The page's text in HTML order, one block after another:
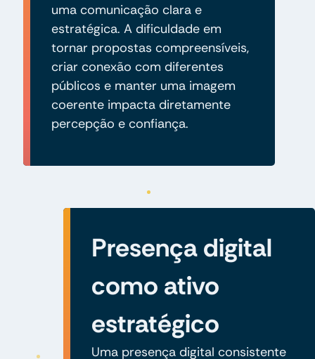
uma comunicação clara e
estratégica. A dificuldade em
tornar propostas compreensíveis,
criar conexão com diferentes
públicos e manter uma imagem
coerente impacta diretamente
percepção e confiança.
Presença digital
como ativo
estratégico
Uma presença digital consistente